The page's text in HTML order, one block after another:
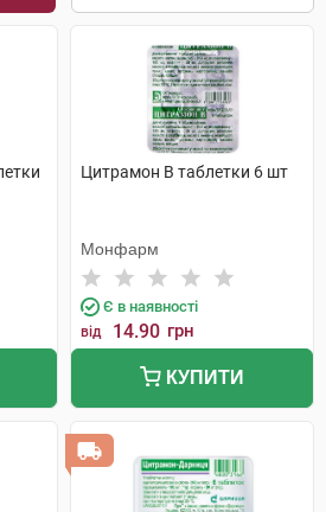
Цитрамон В таблетки 6 шт
Монфарм
Є в наявності
від 14.90 грн
КУПИТИ